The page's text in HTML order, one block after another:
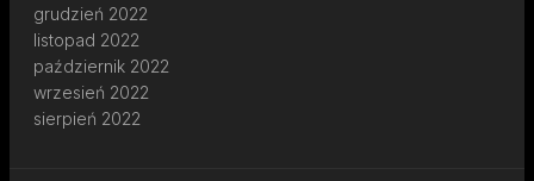
grudzień 2022
listopad 2022
październik 2022
wrzesień 2022
sierpień 2022